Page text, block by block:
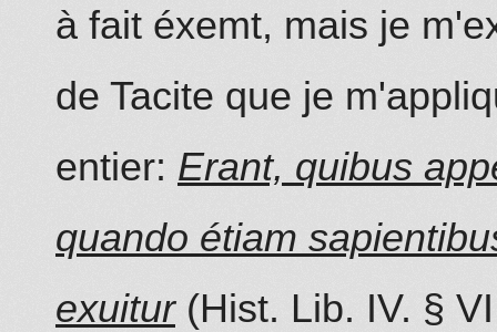
à fait éxemt, mais je
de Tacite que je
entier: Erant, quibus
quando étiam
exuitur(Hist. Lib. IV. §